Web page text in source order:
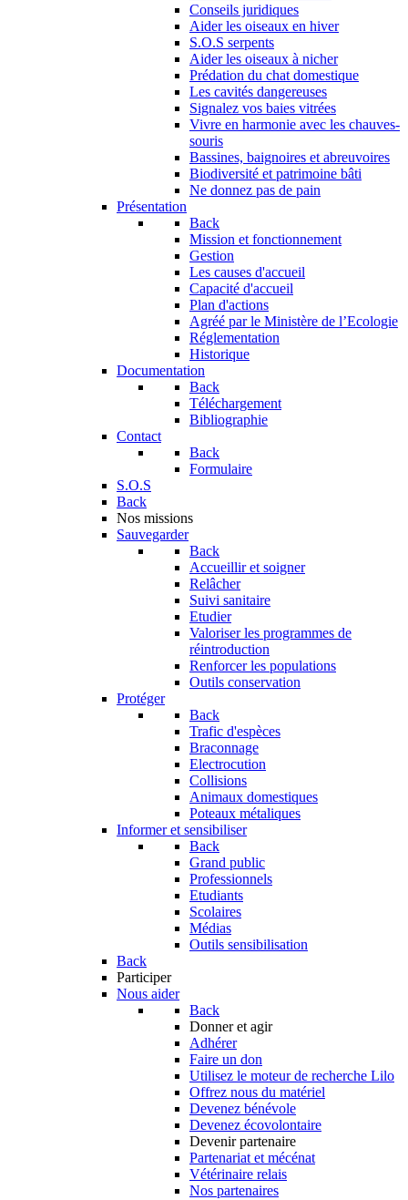
Conseils juridiques
Aider les oiseaux en hiver
S.O.S serpents
Aider les oiseaux à nicher
Prédation du chat domestique
Les cavités dangereuses
Signalez vos baies vitrées
Vivre en harmonie avec les chauves-
souris
Bassines, baignoires et abreuvoires
Biodiversité et patrimoine bâti
Ne donnez pas de pain
Présentation
Back
Mission et fonctionnement
Gestion
Les causes d'accueil
Capacité d'accueil
Plan d'actions
Agréé par le Ministère de l’Ecologie
Réglementation
Historique
Documentation
Back
Téléchargement
Bibliographie
Contact
Back
Formulaire
S.O.S
Back
Nos missions
Sauvegarder
Back
Accueillir et soigner
Relâcher
Suivi sanitaire
Etudier
Valoriser les programmes de
réintroduction
Renforcer les populations
Outils conservation
Protéger
Back
Trafic d'espèces
Braconnage
Electrocution
Collisions
Animaux domestiques
Poteaux métaliques
Informer et sensibiliser
Back
Grand public
Professionnels
Etudiants
Scolaires
Médias
Outils sensibilisation
Back
Participer
Nous aider
Back
Donner et agir
Adhérer
Faire un don
Utilisez le moteur de recherche Lilo
Offrez nous du matériel
Devenez bénévole
Devenez écovolontaire
Devenir partenaire
Partenariat et mécénat
Vétérinaire relais
Nos partenaires